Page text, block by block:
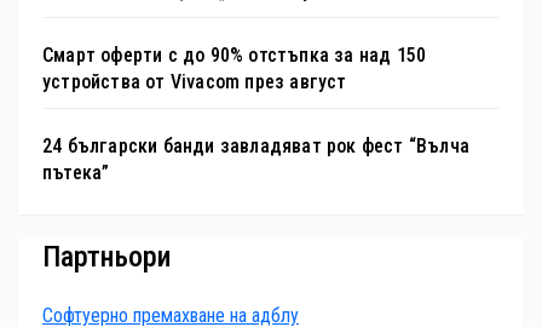
Смарт оферти с до 90% отстъпка за над 150
устройства от Vivacom през август
24 български банди завладяват рок фест “Вълча
пътека”
Партньори
Софтуерно премахване на адблу